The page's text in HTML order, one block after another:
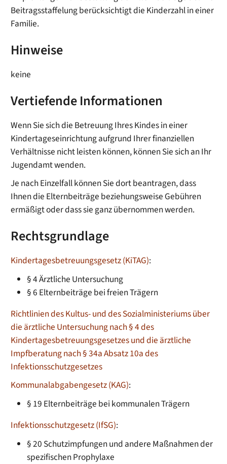
Beitragsstaffelung berücksichtigt die Kinderzahl in einer
Familie.
Hinweise
keine
Vertiefende Informationen
Wenn Sie sich die Betreuung Ihres Kindes in einer
Kindertageseinrichtung aufgrund Ihrer finanziellen
Verhältnisse nicht leisten können, können Sie sich an Ihr
Jugendamt wenden.
Je nach Einzelfall können Sie dort beantragen, dass
Ihnen die Elternbeiträge beziehungsweise Gebühren
ermäßigt oder dass sie ganz übernommen werden.
Rechtsgrundlage
Kindertagesbetreuungsgesetz (KiTAG):
§ 4 Ärztliche Untersuchung
§ 6 Elternbeiträge bei freien Trägern
Richtlinien des Kultus- und des Sozialministeriums über
die ärztliche Untersuchung nach § 4 des
Kindertagesbetreuungsgesetzes und die ärztliche
Impfberatung nach § 34a Absatz 10a des
Infektionsschutzgesetzes
Kommunalabgabengesetz (KAG):
§ 19 Elternbeiträge bei kommunalen Trägern
Infektionsschutzgesetz (IfSG):
§ 20 Schutzimpfungen und andere Maßnahmen der
spezifischen Prophylaxe